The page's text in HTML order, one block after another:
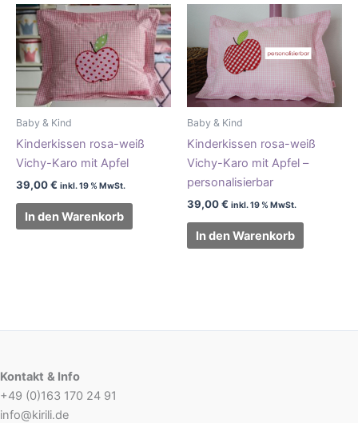
Baby & Kind
Kinderkissen rosa-weiß
Vichy-Karo mit Apfel
39,00€ inkl. 19 % MwSt.
In den Warenkorb
Baby & Kind
Kinderkissen rosa-weiß
Vichy-Karo mit Apfel –
personalisierbar
39,00€ inkl. 19 % MwSt.
In den Warenkorb
Kontakt & Info
+49 (0)163 170 24 91
info@kirili.de